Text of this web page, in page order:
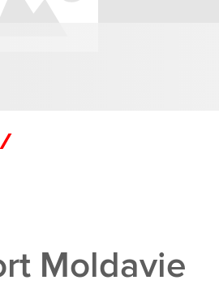
Moldavie